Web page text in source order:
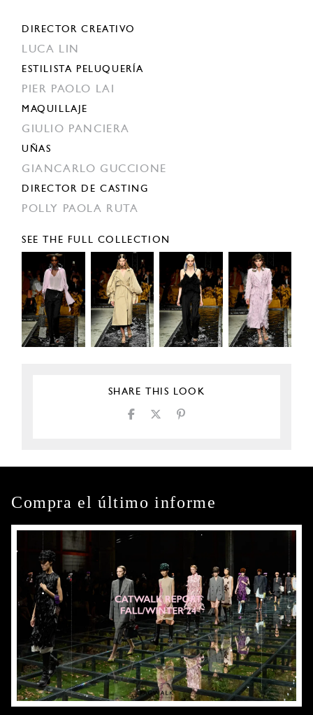
DIRECTOR CREATIVO
LUCA LIN
ESTILISTA PELUQUERÍA
PIER PAOLO LAI
MAQUILLAJE
GIULIO PANCIERA
UÑAS
GIANCARLO GUCCIONE
DIRECTOR DE CASTING
POLLY PAOLA RUTA
SEE THE FULL COLLECTION
SHARE THIS LOOK
Compra el último informe